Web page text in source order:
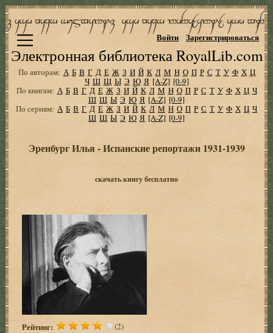
Электронная библиотека RoyalLib.com
Войти Зарегистрироваться
По авторам: А Б В Г Д Е Ж З И Й К Л М Н О П Р С Т У Ф Х Ц
Ч Ш Щ Ы Э Ю Я [A-Z] [0-9]
По книгам: А Б В Г Д Е Ж З И Й К Л М Н О П Р С Т У Ф Х Ц Ч
Ш Щ Ы Э Ю Я [A-Z] [0-9]
По сериям: А Б В Г Д Е Ж З И Й К Л М Н О П Р С Т У Ф Х Ц Ч
Ш Щ Ы Э Ю Я [A-Z] [0-9]
Эренбург Илья - Испанские репортажи 1931-1939
скачать книгу бесплатно
Рейтинг: (2)